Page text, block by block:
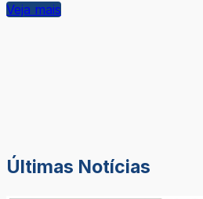
Veja mais
Últimas Notícias